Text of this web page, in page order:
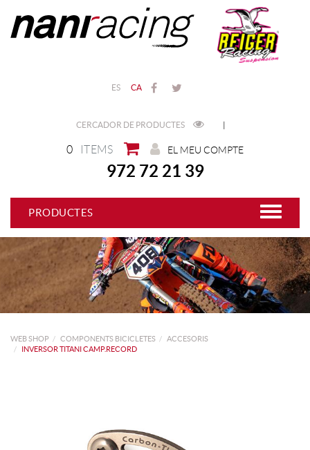
ES CA
CERCADOR DE PRODUCTES |
0 ITEMS EL MEU COMPTE
972 72 21 39
PRODUCTES
WEB SHOP COMPONENTS BICICLETES
ACCESORIS
INVERSOR TITANI CAMP.RECORD